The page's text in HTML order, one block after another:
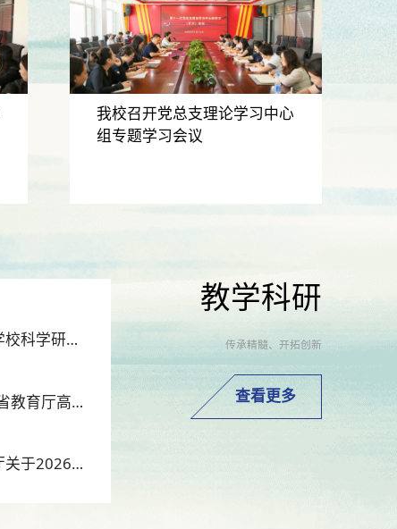
我校召开党总支理论学习中心
组专题学习会议
辽宁中医药大学杏林学院转发教育部高等学校科学研究发展中心关于申报2026年中国高校产学研创新基金的通知
辽宁中医药大学杏林学院关于2026年辽宁省教育厅高校基本科研项目院内遴选结果的公示
辽宁中医药大学杏林学院转发辽宁省教育厅关于2026年度教育部人文社会科学研究专项任务项目的工作提示的通知
教学科研
传承精髓、开拓创新
查看更多